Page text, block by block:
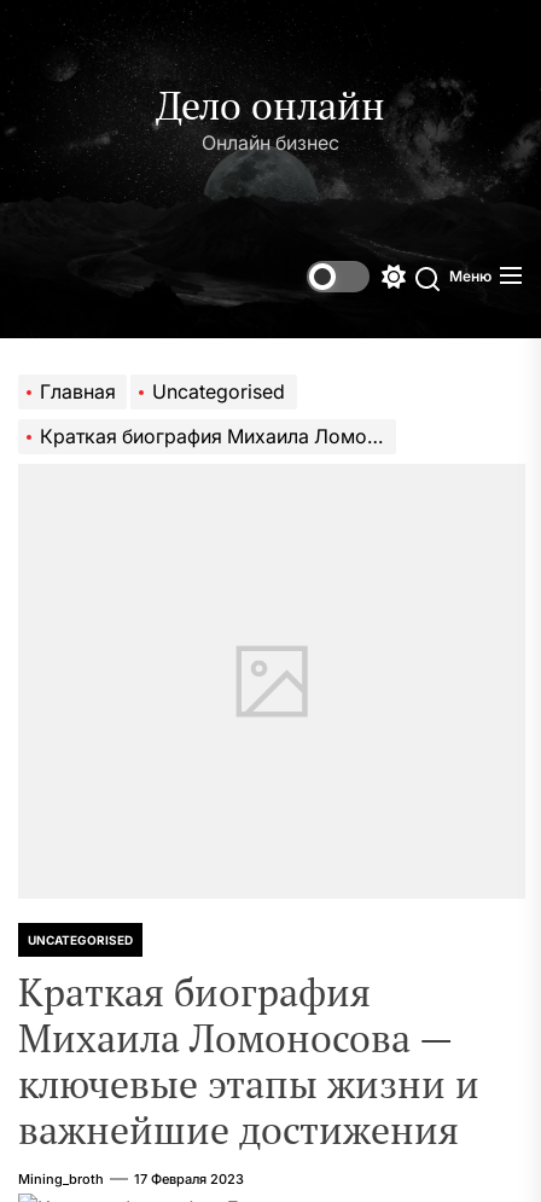
содержимому
Дело онлайн
Онлайн бизнес
Поиск
Меню
Главная
Uncategorised
Краткая биография Михаила Ломоносова — ключевые этапы жизни и важнейшие достижения
UNCATEGORISED
Краткая биография
Михаила Ломоносова —
ключевые этапы жизни и
важнейшие достижения
Mining_broth 17 Февраля 2023